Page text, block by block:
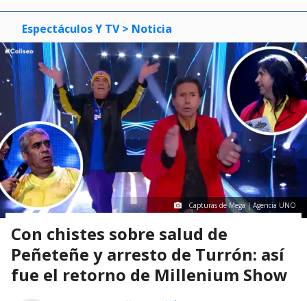
Espectáculos Y TV > Noticia
Capturas de Mega | Agencia UNO
Con chistes sobre salud de
Peñeteñe y arresto de Turrón: así
fue el retorno de Millenium Show